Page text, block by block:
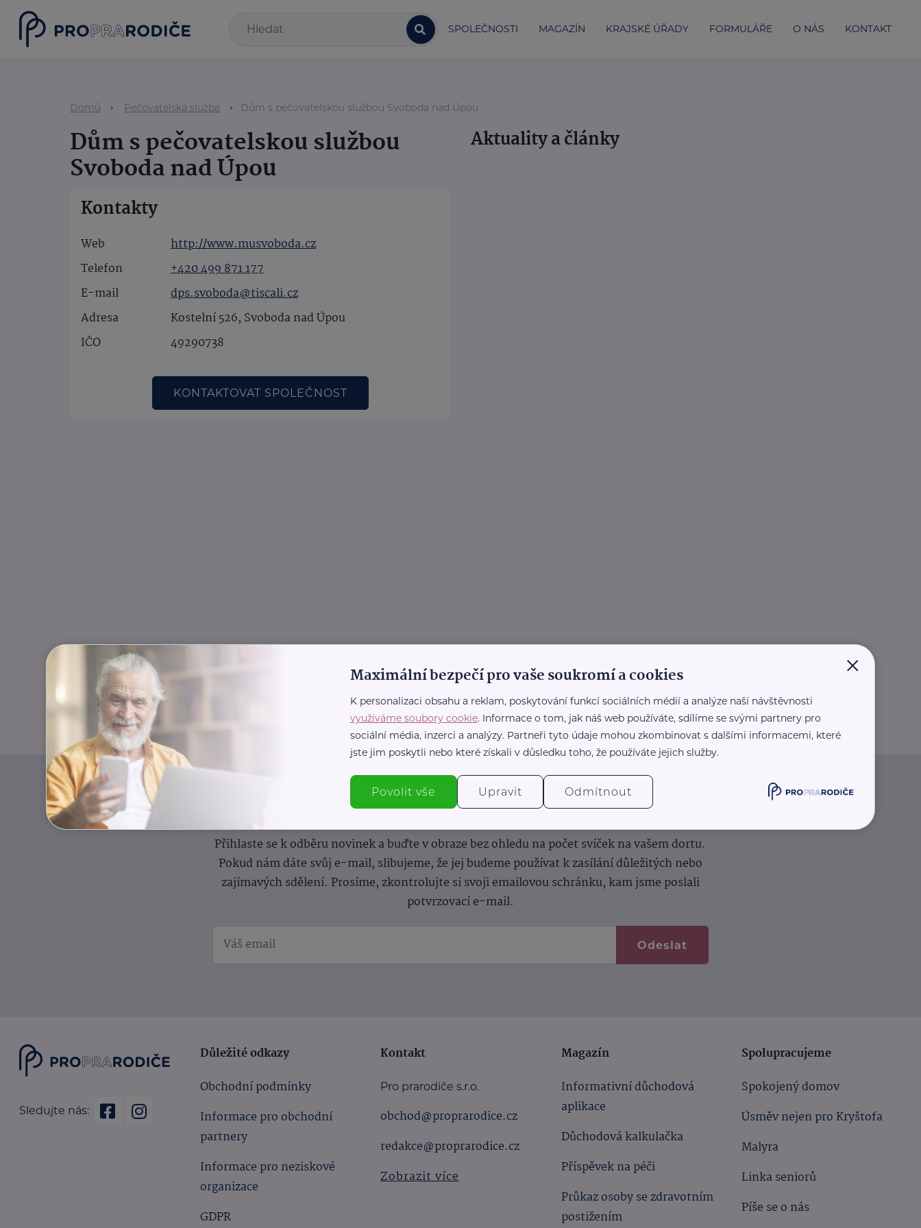
SPOLEČNOSTI MAGAZÍN KRAJSKÉ ÚŘADY FORMULÁŘE O NÁS KONTAKT
Domů Pečovatelská služba Dům s pečovatelskou službou Svoboda nad Úpou
Dům s pečovatelskou službou
Svoboda nad Úpou
Kontakty
Web
http://www.musvoboda.cz
Telefon
+420 499 871 177
E-mail
dps.svoboda@tiscali.cz
Adresa
Kostelní 526, Svoboda nad Úpou
IČO
49290738
KONTAKTOVAT SPOLEČNOST
Aktuality a články
Informace(nejen)pro prarodiče
Přihlaste se k odběru novinek a buďte v obraze bez ohledu na počet svíček na vašem dortu.
Pokud nám dáte svůj e-mail, slibujeme, že jej budeme používat k zasílání důležitých nebo
zajímavých sdělení. Prosíme, zkontrolujte si svoji emailovou schránku, kam jsme poslali
potvrzovací e-mail.
Odeslat
Sledujte nás:
Důležité odkazy
Obchodní podmínky
Informace pro obchodní
partnery
Informace pro neziskové
organizace
GDPR
Kontakt
Pro prarodiče s.r.o.
obchod@proprarodice.cz
redakce@proprarodice.cz
Zobrazit více
Magazín
Informativní důchodová
aplikace
Důchodová kalkulačka
Příspěvek na péči
Průkaz osoby se zdravotním
postižením
Spolupracujeme
Spokojený domov
Úsměv nejen pro Kryštofa
Malyra
Linka seniorů
Píše se o nás
×
Maximální bezpečí pro vaše soukromí a cookies
K personalizaci obsahu a reklam, poskytování funkcí sociálních médií a analýze naší návštěvnosti
využíváme soubory cookie. Informace o tom, jak náš web používáte, sdílíme se svými partnery pro
sociální média, inzerci a analýzy. Partneři tyto údaje mohou zkombinovat s dalšími informacemi, které
jste jim poskytli nebo které získali v důsledku toho, že používáte jejich služby.
Povolit vše Upravit Odmítnout